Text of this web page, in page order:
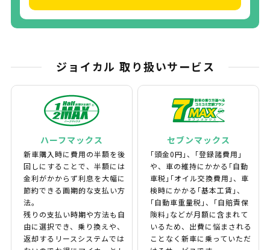
ジョイカル 取り扱いサービス
ハーフマックス
新車購入時に費用の半額を後
回しにすることで、半額には
金利がかからず利息を大幅に
節約できる画期的な支払い方
法。
残りの支払い時期や方法も自
由に選択でき、乗り換えや、
返却するリースシステムでは
セブンマックス
｢頭金0円｣、｢登録諸費用｣
や、車の維持にかかる｢自動
車税｣｢オイル交換費用｣、車
検時にかかる｢基本工賃｣、
｢自動車重量税｣、｢自賠責保
険料｣などが月額に含まれて
いるため、出費に悩まされる
ことなく新車に乗っていただ